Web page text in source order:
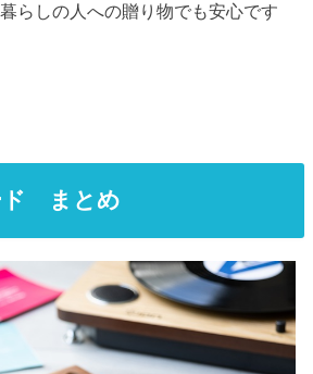
らしの人への贈り物でも安心です
ド まとめ